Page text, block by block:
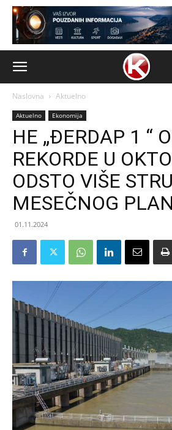
Naslovna Aktuelno
Aktuelno Ekonomija
HE „ĐERDAP 1 “
REKORDE U
ODSTO VIŠE
MESEČNOG
01.11.2024